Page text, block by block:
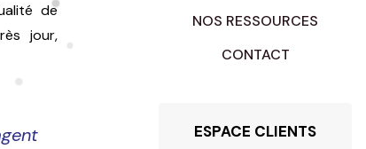
NOS RESSOURCES
CONTACT
ESPACE CLIENTS
de
jour,